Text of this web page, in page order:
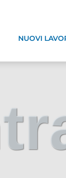
NUOVI